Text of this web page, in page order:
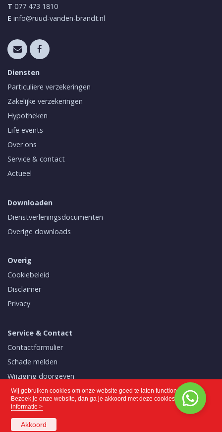
Wij gebruiken cookies om onze website goed te laten functioneren.
Bezoek je onze website, dan ga je akkoord met deze cookies.
Meer
informatie >
Akkoord
T 077 473 1810
E info@ruud-vanden-brandt.nl
Diensten
Particuliere verzekeringen
Zakelijke verzekeringen
Hypotheken
Life events
Over ons
Service & contact
Actueel
Downloaden
Dienstverleningsdocumenten
Overige downloads
Overig
Cookiebeleid
Disclaimer
Privacy
Service & Contact
Contactformulier
Schade melden
Wijziging doorgeven
Mijn polissen